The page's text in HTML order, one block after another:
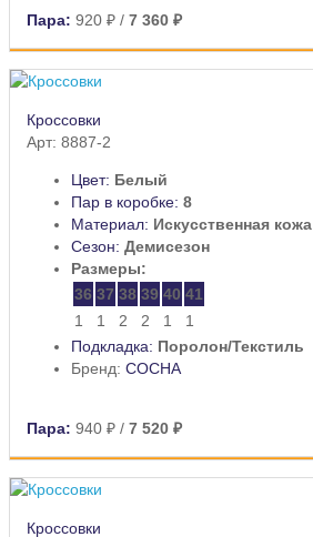
Пара: 920 ₽ / 7 360 ₽
Кроссовки
Арт: 8887-2
Цвет: Белый
Пар в коробке: 8
Материал: Искусственная кожа
Сезон: Демисезон
Размеры:
36 37 38 39 40 41
1
1 2 2 1
1
Подкладка: Поролон/Текстиль
Бренд: СОСНА
Пара: 940 ₽ / 7 520 ₽
Кроссовки